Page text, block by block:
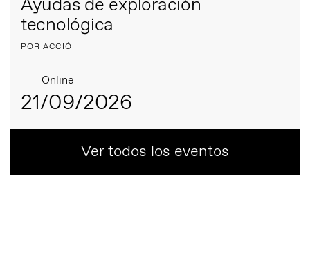
Ayudas de exploración
tecnológica
POR ACCIÓ
Online
21/09/2026
Ver todos los eventos